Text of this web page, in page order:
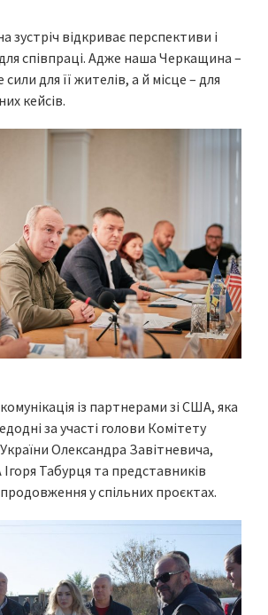
зустріч відкриває перспективи і
співпраці. Адже наша Черкащина –
для її жителів, а й місце – для
кейсів.
із партнерами зі США, яка
за участі голови Комітету
Олександра Завітневича,
Табурця та представників
у спільних проєктах.